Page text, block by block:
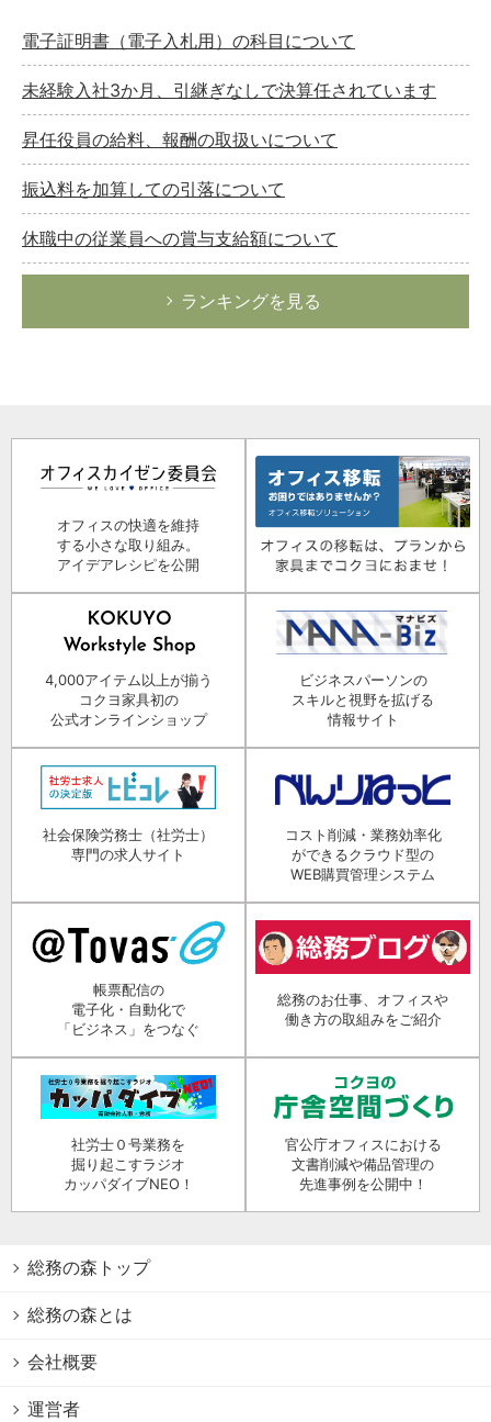
電子証明書（電子入札用）の科目について
未経験入社3か月、引継ぎなしで決算任されています
昇任役員の給料、報酬の取扱いについて
振込料を加算しての引落について
休職中の従業員への賞与支給額について
ランキングを見る
オフィスの快適を維持
する小さな取り組み。
アイデアレシピを公開
4,000アイテム以上が揃う
コクヨ家具初の
公式オンラインショップ
ビジネスパーソンの
スキルと視野を拡げる
情報サイト
社会保険労務士（社労士）
専門の求人サイト
コスト削減・業務効率化
ができるクラウド型の
WEB購買管理システム
帳票配信の
電子化・自動化で
「ビジネス」をつなぐ
総務のお仕事、オフィスや
働き方の取組みをご紹介
社労士０号業務を
掘り起こすラジオ
カッパダイブNEO！
官公庁オフィスにおける
文書削減や備品管理の
先進事例を公開中！
総務の森トップ
総務の森とは
会社概要
運営者